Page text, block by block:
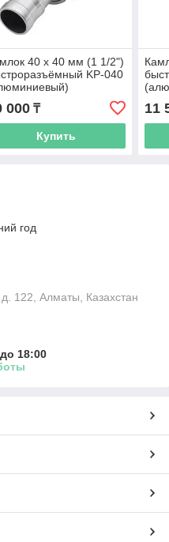
40 х 40 мм (1 1/2")
KP-040
000₸
Купить
11
год
122, Алматы, Казахстан
18:00